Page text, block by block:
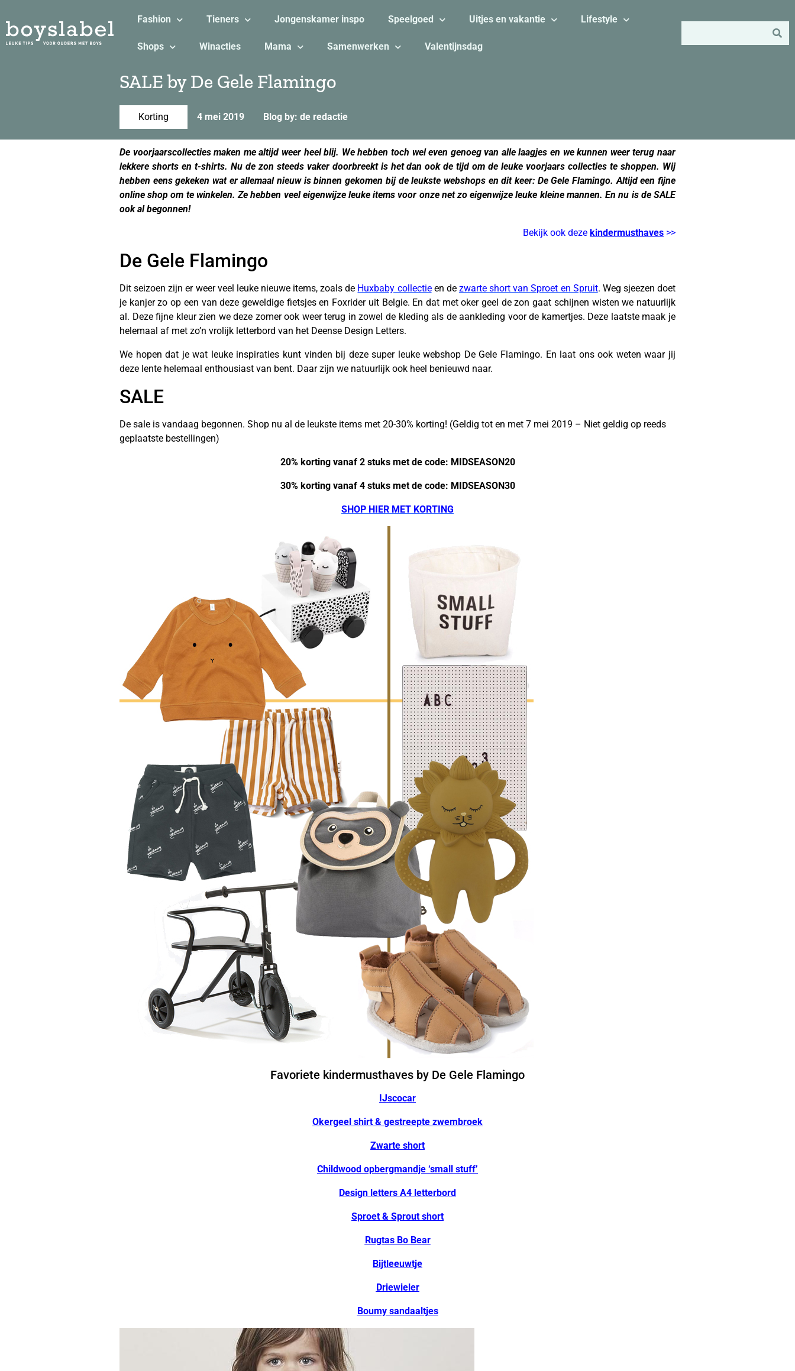
Fashion Tieners Jongenskamer inspo Speelgoed Uitjes en vakantie Lifestyle
Shops Winacties Mama Samenwerken Valentijnsdag
SALE by De Gele Flamingo
Korting 4 mei 2019 Blog by: de redactie
De voorjaarscollecties maken me altijd weer heel blij. We hebben toch wel even genoeg van alle laagjes en we kunnen weer terug naar
lekkere shorts en t-shirts. Nu de zon steeds vaker doorbreekt is het dan ook de tijd om de leuke voorjaars collecties te shoppen. Wij
hebben eens gekeken wat er allemaal nieuw is binnen gekomen bij de leukste webshops en dit keer: De Gele Flamingo. Altijd een fijne
online shop om te winkelen. Ze hebben veel eigenwijze leuke items voor onze net zo eigenwijze leuke kleine mannen. En nu is de SALE
ook al begonnen!
Bekijk ook deze kindermusthaves >>
De Gele Flamingo
Dit seizoen zijn er weer veel leuke nieuwe items, zoals de Huxbaby collectieen de zwarte short van Sproet en Spruit. Weg sjeezen doet
je kanjer zo op een van deze geweldige fietsjes en Foxrider uit Belgie. En dat met oker geel de zon gaat schijnen wisten we natuurlijk
al. Deze fijne kleur zien we deze zomer ook weer terug in zowel de kleding als de aankleding voor de kamertjes. Deze laatste maak je
helemaal af met zo’n vrolijk letterbord van het Deense Design Letters.
We hopen dat je wat leuke inspiraties kunt vinden bij deze super leuke webshop De Gele Flamingo. En laat ons ook weten waar jij
deze lente helemaal enthousiast van bent. Daar zijn we natuurlijk ook heel benieuwd naar.
SALE
De sale is vandaag begonnen. Shop nu al de leukste items met 20-30% korting! (Geldig tot en met 7 mei 2019 – Niet geldig op reeds
geplaatste bestellingen)
20% korting vanaf 2 stuks met de code: MIDSEASON20
30% korting vanaf 4 stuks met de code: MIDSEASON30
SHOP HIER MET KORTING
Favoriete kindermusthaves by De Gele Flamingo
IJscocar
Okergeel shirt & gestreepte zwembroek
Zwarte short
Childwood opbergmandje ‘small stuff’
Design letters A4 letterbord
Sproet & Sprout short
Rugtas Bo Bear
Bijtleeuwtje
Driewieler
Boumy sandaaltjes